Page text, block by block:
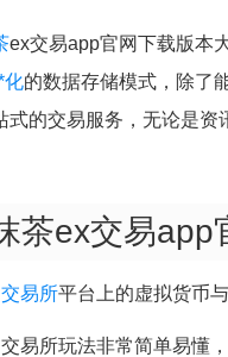
ex交易app官网下载版本
化的数据存储模式，除了
式的交易服务，无论是资
茶ex交易app
交易所平台上的虚拟货币
易所玩法非常简单易懂